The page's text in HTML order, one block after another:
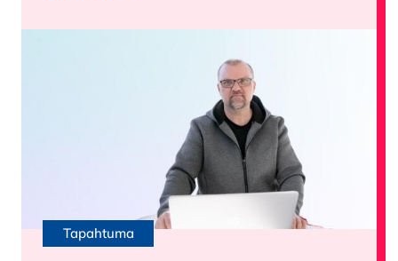
Tapahtuma